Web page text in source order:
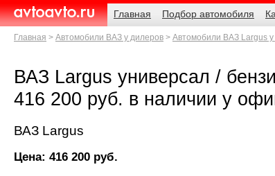
AvtoAvto.ru
Навигация
Главная
Подбор автомобиля
Родительские
страницы
Главная Автомобили ВАЗ у дилеров Автомобили ВАЗ Largus
ВАЗ Largus универсал /
416 200 руб. в наличии у
ВАЗ Largus
Цена: 416 200 руб.